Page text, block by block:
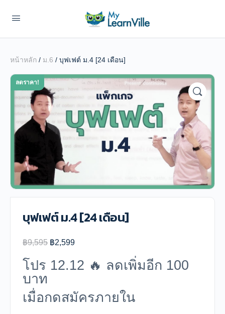
หน้าหลัก / ม.6 / บุฟเฟต์ ม.4 [24 เดือน]
ลดราคา!
บุฟเฟต์ ม.4 [24 เดือน]
฿9,595 Original
was:
฿2,599Current
is:
โปร 12.12 🔥 ลดเพิ่มอีก 100
บาท
เมื่อกดสมัครภายใน